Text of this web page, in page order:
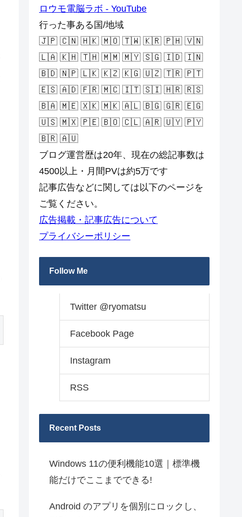
ロウモ電脳ラボ - YouTube
行った事ある国/地域
🇯🇵 🇨🇳 🇭🇰 🇲🇴 🇹🇼 🇰🇷 🇵🇭 🇻🇳
🇱🇦 🇰🇭 🇹🇭 🇲🇲 🇲🇾 🇸🇬 🇮🇩 🇮🇳
🇧🇩 🇳🇵 🇱🇰 🇰🇿 🇰🇬 🇺🇿 🇹🇷 🇵🇹
🇪🇸 🇦🇩 🇫🇷 🇲🇨 🇮🇹 🇸🇮 🇭🇷 🇷🇸
🇧🇦 🇲🇪 🇽🇰 🇲🇰 🇦🇱 🇧🇬 🇬🇷 🇪🇬
🇺🇸 🇲🇽 🇵🇪 🇧🇴 🇨🇱 🇦🇷 🇺🇾 🇵🇾
🇧🇷 🇦🇺
ブログ運営歴は20年、現在の総記事数は
4500以上・月間PVは約5万です
記事広告などに関しては以下のページを
ご覧ください。
広告掲載・記事広告について
プライバシーポリシー
Follow Me
Twitter @ryomatsu
Facebook Page
Instagram
RSS
Recent Posts
Windows 11の便利機能10選｜標準機
能だけでここまでできる!
Android のアプリを個別にロックし、